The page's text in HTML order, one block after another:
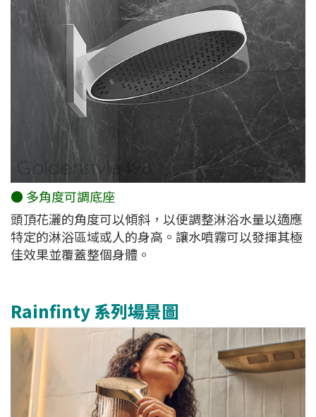
● 多角度可調底座
頭頂花灑的角度可以傾斜，以便調整淋浴水量以適應
特定的淋浴區域或人的身高。讓水噴霧可以發揮其極
佳效果並覆蓋整個身體。
Rainfinty 系列場景圖